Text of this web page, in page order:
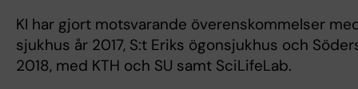
KI har gjort motsvarande överenskommelser
sjukhus år 2017, S:t Eriks ögonsjukhus och
2018, med KTH och SU samt SciLifeLab.